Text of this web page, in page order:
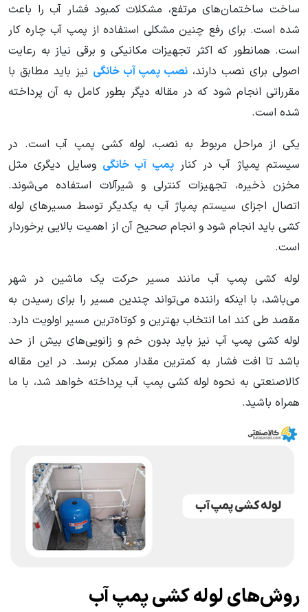
ساخت ساختمان‌های مرتفع، مشکلات کمبود فشار آب را باعث
شده است. برای رفع چنین مشکلی استفاده از پمپ آب چاره کار
است. همانطور که اکثر تجهیزات مکانیکی و برقی نیاز به رعایت
اصولی برای نصب دارند، نصب پمپ آب خانگی نیز باید مطابق با
مقرراتی انجام شود که در مقاله دیگر بطور کامل به آن پرداخته
شده است.
یکی از مراحل مربوط به نصب، لوله کشی پمپ آب است. در
سیستم پمپاژ آب در کنارپمپ آب خانگی وسایل دیگری مثل
مخزن ذخیره، تجهیزات کنترلی و شیرآلات استفاده می‌شوند.
اتصال اجزای سیستم پمپاژ آب به یکدیگر توسط مسیرهای لوله
کشی باید انجام شود و انجام صحیح آن از اهمیت بالایی برخوردار
است.
لوله کشی پمپ آب مانند مسیر حرکت یک ماشین در شهر
می‌باشد، با اینکه راننده می‌تواند چندین مسیر را برای رسیدن به
مقصد طی کند اما انتخاب بهترین و کوتاه‌ترین مسیر اولویت دارد.
لوله کشی پمپ آب نیز باید بدون خم و زانویی‌های بیش از حد
باشد تا افت فشار به کمترین مقدار ممکن برسد. در این مقاله
کالاصنعتی به نحوه لوله کشی پمپ آب پرداخته خواهد شد، با ما
همراه باشید.
روش‌های لوله کشی پمپ آب